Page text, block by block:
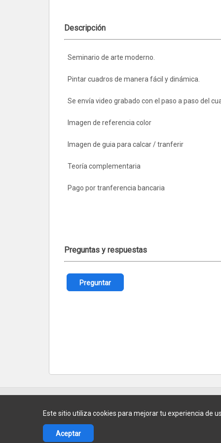
Descripción
Seminario de arte moderno.
Pintar cuadros de manera fácil y dinámica.
Se envía video grabado con el paso a paso del
Imagen de referencia color
Imagen de guia para calcar / tranferir
Teoría complementaria
Pago por tranferencia bancaria
Preguntas y respuestas
Preguntar
ENVÍOS A TODO EL PAÍS
Este sitio utiliza cookies para mejorar tu experiencia de
Aceptar